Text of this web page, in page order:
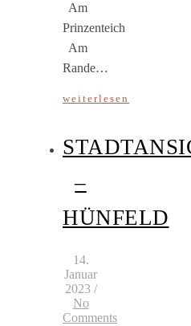
Am
Prinzenteich
Am
Rande…
weiterlesen
–
HÜNFELD
14.
Januar
2023 /
No
Comments